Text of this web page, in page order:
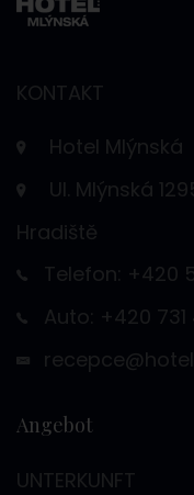
KONTAKT
Hotel Mlýnská
Ul. Mlýnská
Hradiště
Telefon: +420
Auto: +420
Angebot
UNTERKUNFT